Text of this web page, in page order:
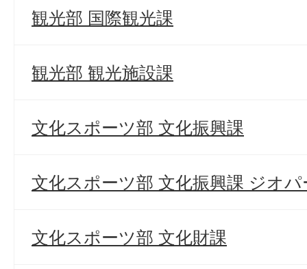
観光部 国際観光課
観光部 観光施設課
文化スポーツ部 文化振興課
文化スポーツ部 文化振興課 ジオ
文化スポーツ部 文化財課